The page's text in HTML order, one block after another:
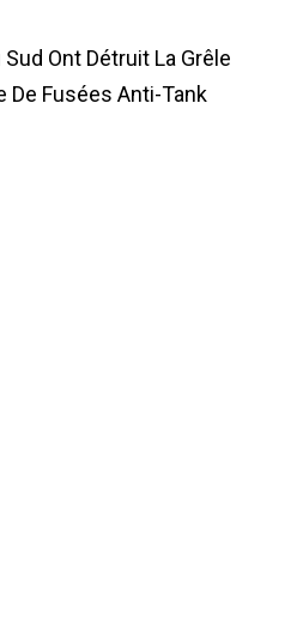
Ont Détruit La Grêle
De Fusées Anti-Tank